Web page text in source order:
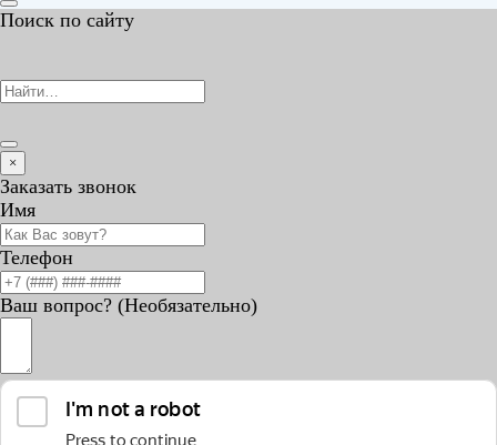
Поиск по сайту
for:
×
Заказать звонок
Имя
Телефон
Ваш вопрос? (Необязательно)